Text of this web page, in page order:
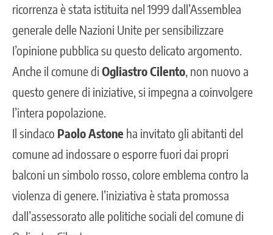
ricorrenza è stata istituita nel 1999 dall’Assemblea
generale delle Nazioni Unite per sensibilizzare
I’opinione pubblica su questo delicato argomento.
Anche il comune di Ogliastro Cilento , non nuovo a
questo genere di iniziative, si impegna a coinvolgere
l’intera popolazione.
Il sindaco Paolo Astone ha invitato gli abitanti del
comune ad indossare o esporre fuori dai propri
balconi un simbolo rosso, colore emblema contro la
violenza di genere. l’iniziativa è stata promossa
dall’assessorato alle politiche sociali del comune di